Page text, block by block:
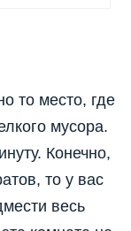
то место, где
мусора.
Конечно,
то у вас
весь